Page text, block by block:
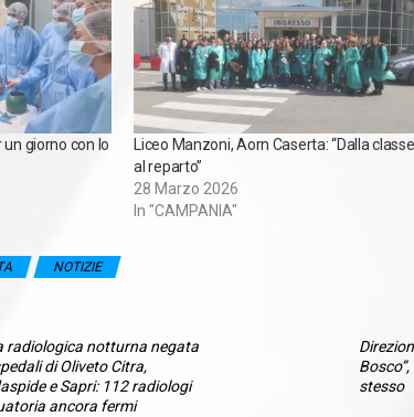
giorno con lo
Liceo Manzoni, Aorn Caserta: “Dalla classe
al reparto”
28 Marzo 2026
In "CAMPANIA"
NOTIZIE
radiologica notturna negata
di Oliveto Citra,
e Sapri: 112 radiologi
ancora fermi
stesso